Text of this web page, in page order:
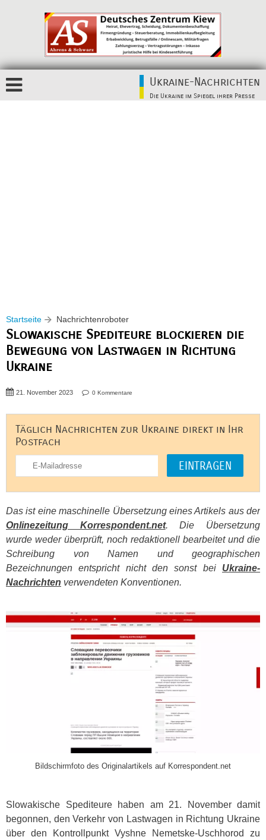
Ukraine-Nachrichten
Die Ukraine im Spiegel ihrer Presse
Startseite Nachrichtenroboter
Slowakische Spediteure blockieren die
Bewegung von Lastwagen in Richtung
Ukraine
21. November 2023 0 Kommentare
Täglich Nachrichten zur Ukraine direkt in Ihr
Postfach
Das ist eine maschinelle Übersetzung eines Artikels aus der
Onlinezeitung Korrespondent.net. Die Übersetzung
wurde weder überprüft, noch redaktionell bearbeitet und die
Schreibung von Namen und geographischen
Bezeichnungen entspricht nicht den sonst bei Ukraine-
Nachrichten verwendeten Konventionen.
Bildschirmfoto des Originalartikels auf Korrespondent.net
Slowakische Spediteure haben am 21. November damit
begonnen, den Verkehr von Lastwagen in Richtung Ukraine
über den Kontrollpunkt Vyshne Nemetske-Uschhorod zu